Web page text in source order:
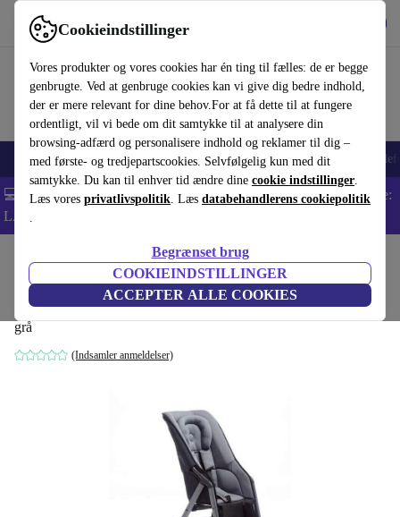
Cookieindstillinger
Vores produkter og vores cookies har én ting til fælles: de er begge
genbrugte. Ved at genbruge cookies kan vi give dig bedre indhold,
der er mere relevant for dine behov.For at få dette til at fungere
ordentligt, vil vi bede om dit samtykke til at analysere din
browsing-adfærd og personalisere indhold og reklamer til dig –
med første- og tredjepartscookies. Selvfølgelig kun med dit
samtykke. Du kan til enhver tid ændre dine cookie indstillinger.
Læs vores privatlivspolitik. Læs databehandlerens cookiepolitik
.
Begrænset brug
COOKIEINDSTILLINGER
ACCEPTER ALLE COOKIES
Brug refurbed hurtigt og nemt
Smartphones Bærbare Tablets Smartwatches Tilbehør
💻 Ekstra 5% rabat på alle MacBooks og bærbare computere - Kode:
LAPTOP5 -
Barnevogne & Klapvogne
TFK Shuttle Zweitsitz til barnevogn
grå
(Indsamler anmeldelser)